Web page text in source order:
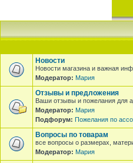
Новости
Новости магазина и важная
Модератор: Мария
Отзывы и предложения
Ваши отзывы и пожелания для
Модератор: Мария
Подфорум: Пожелания по
Вопросы по товарам
все вопросы о размерах,
Модератор: Мария